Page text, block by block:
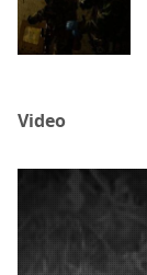
Video